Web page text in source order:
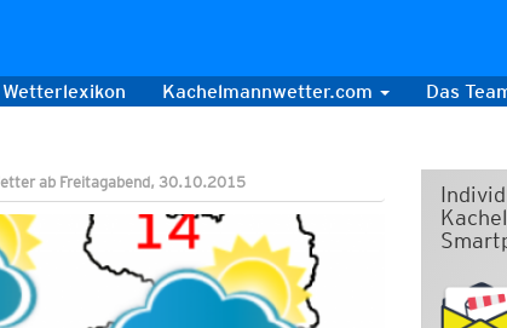
Wetterlexikon Kachelmannwetter.com Das
ab Freitagabend, 30.10.2015